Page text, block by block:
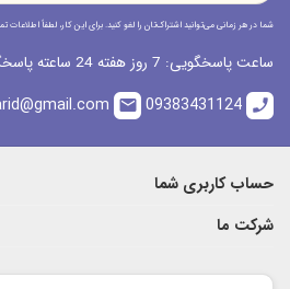
شما در هر زمانی می‌توانید اشتراک‌تان را لغو کنید. برای این کار، لطفاً اطلاعات
ساعت پاسخگویی: 7 روز هفته 24 ساعته پاسخگو شما هستیم
call
09383431124
email
حساب کاربری شما
شرکت ما